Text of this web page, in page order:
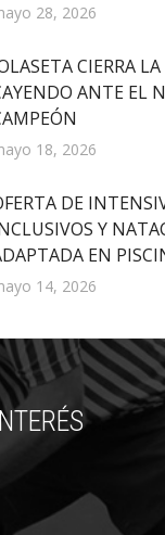
28, 2026
CIERRA
ANTE EL
18, 2026
DE
Y
EN
14, 2026